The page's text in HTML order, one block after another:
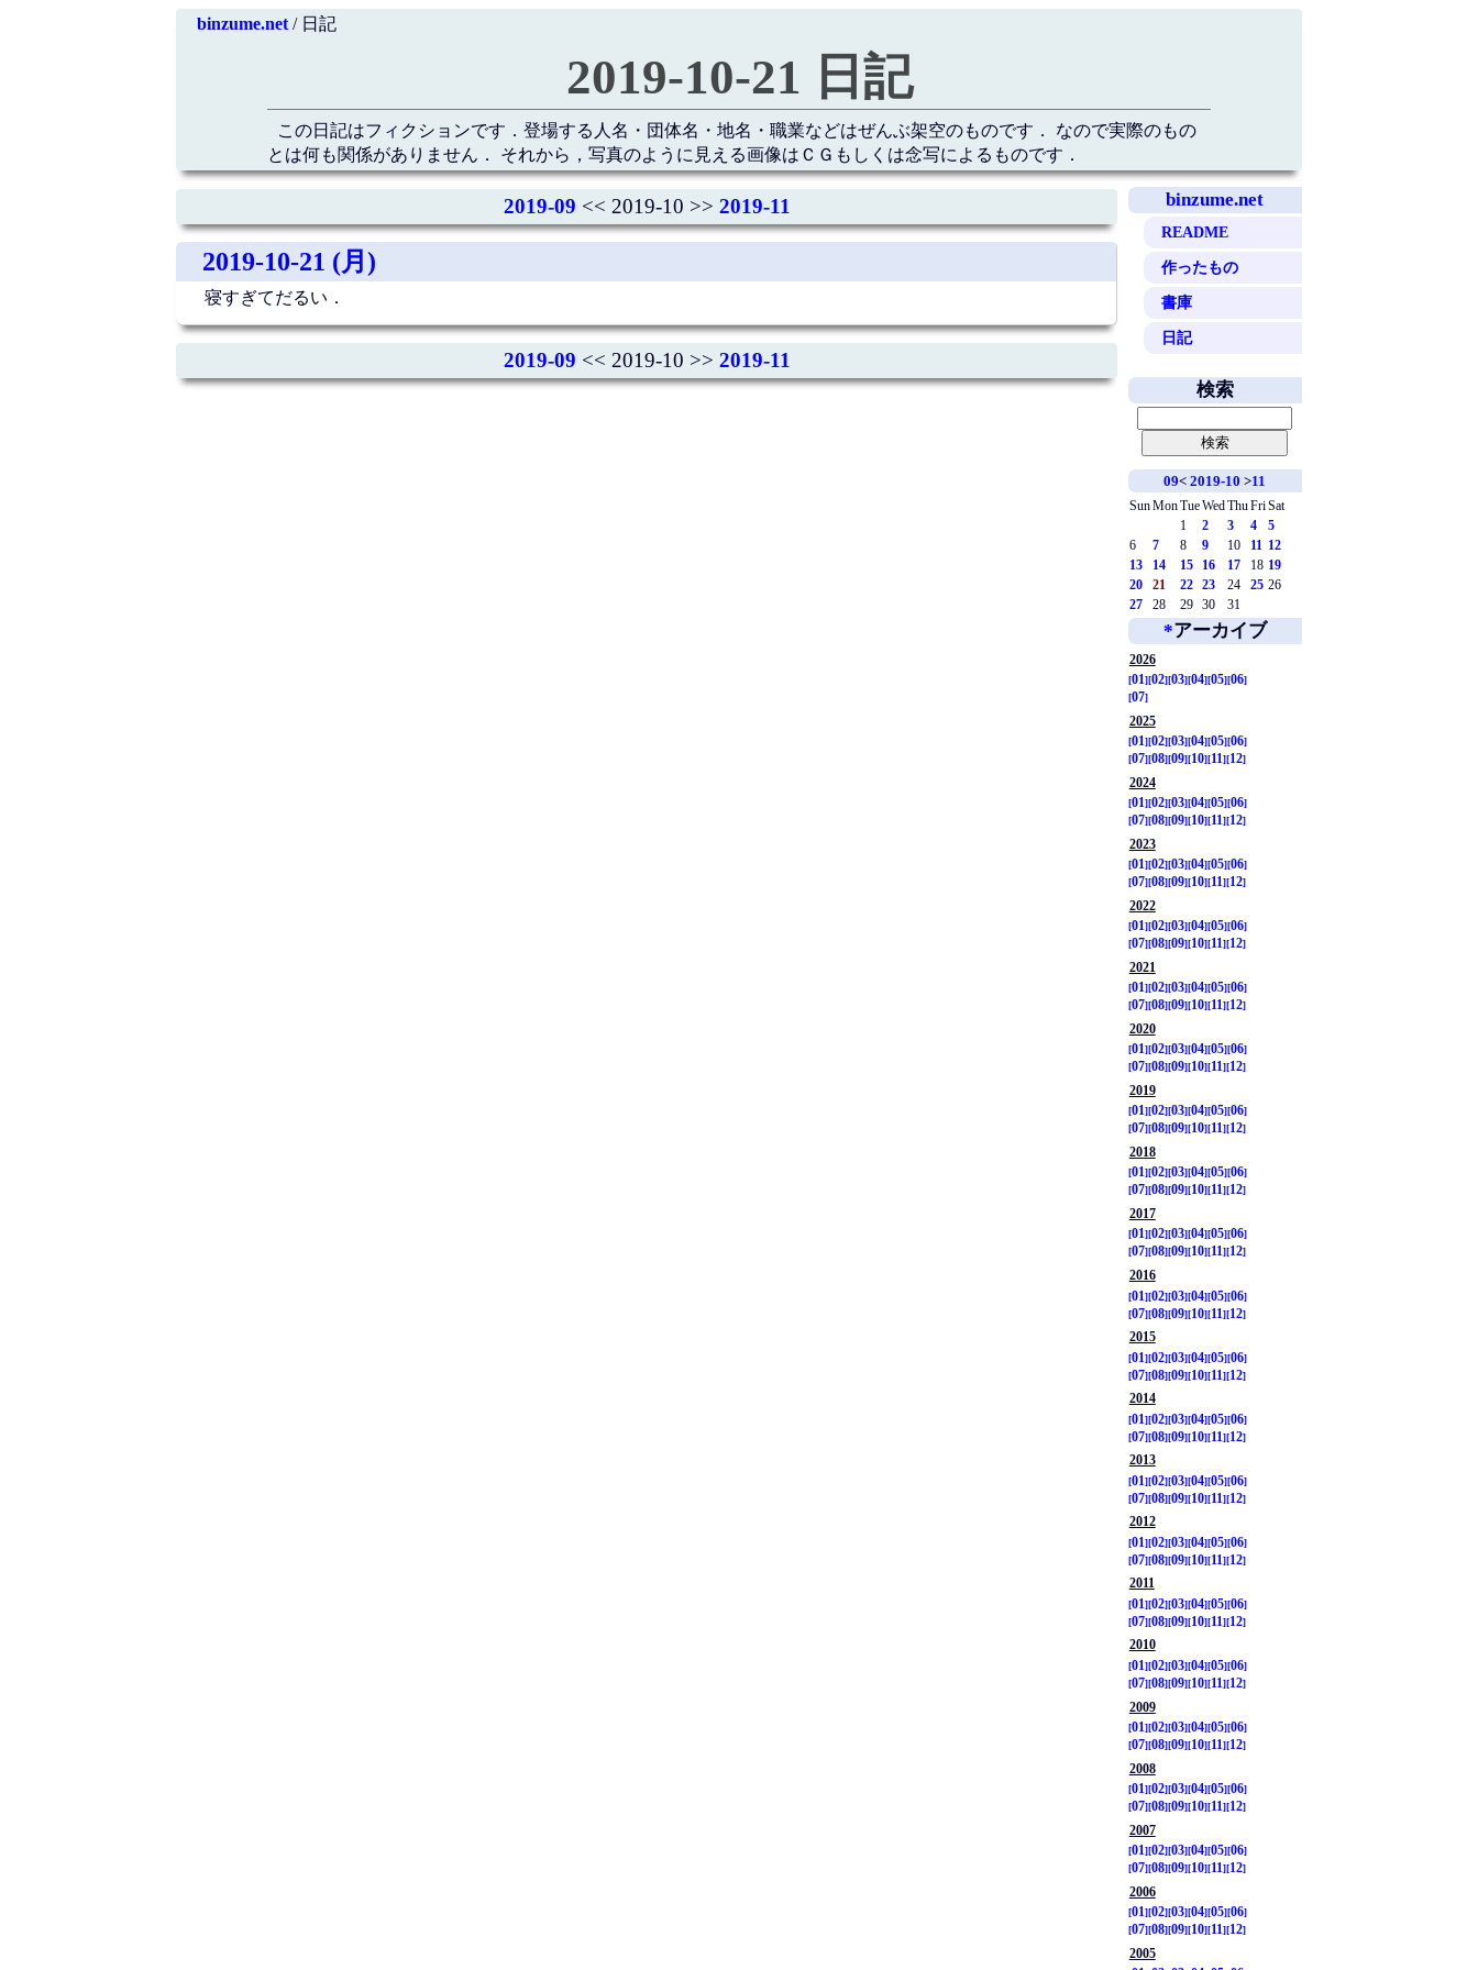
binzume.net/ 日記
2019-10-21 日記
この日記はフィクションです．登場する人名・団体名・地名・職業などはぜんぶ架空のものです． なので実際のもの
とは何も関係がありません． それから，写真のように見える画像はＣＧもしくは念写によるものです．
binzume.net
README
作ったもの
書庫
日記
2019-09 << 2019-10 >> 2019-11
2019-10-21 (月)
寝すぎてだるい．
2019-09 << 2019-10 >> 2019-11
検索
09<2019-10 >11
SunMonTueWed ThuFriSat
1
2 3 4
5
6
7 8 9 10 11
12
13
14 15 16 17 18 19
20
21 22 23 24 25 26
27
28 29 30 31
*アーカイブ
2026
01
02 03 04 05 06
07
2025
01
02 03 04 05 06
07 08 09 10 11
12
2024
01
02 03 04 05 06
07 08 09 10 11
12
2023
01
02 03 04 05 06
07 08 09 10 11
12
2022
01
02 03 04 05 06
07 08 09 10 11
12
2021
01
02 03 04 05 06
07 08 09 10 11
12
2020
01
02 03 04 05 06
07 08 09 10 11
12
2019
01
02 03 04 05 06
07 08 09 10 11
12
2018
01 02 03 04 05 06
07 08 09 10 11 12
2017
01 02 03 04 05 06
07 08 09 10 11 12
2016
01
02 03 04 05 06
07 08 09 10 11
12
2015
01
02 03 04 05 06
07 08 09 10 11
12
2014
01
02 03 04 05 06
07 08 09 10 11
12
2013
01
02 03 04 05 06
07 08 09 10 11
12
2012
01
02 03 04 05 06
07 08 09 10 11
12
2011
01
02 03 04 05 06
07 08 09 10 11
12
2010
01
02 03 04 05 06
07 08 09 10 11
12
2009
01
02 03 04 05 06
07 08 09 10 11
12
2008
01
02 03 04 05 06
07 08 09 10 11
12
2007
01
02 03 04 05 06
07 08 09 10 11
12
2006
01
02 03 04 05 06
07 08 09 10 11
12
2005